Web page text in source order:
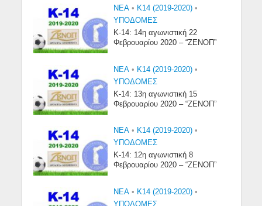
NEA • Κ14 (2019-2020) •
ΥΠΟΔΟΜΈΣ
Κ-14: 14η αγωνιστική 22
Φεβρουαρίου 2020 – “ΖΕΝΟΠ”
NEA • Κ14 (2019-2020) •
ΥΠΟΔΟΜΈΣ
Κ-14: 13η αγωνιστική 15
Φεβρουαρίου 2020 – “ΖΕΝΟΠ”
NEA • Κ14 (2019-2020) •
ΥΠΟΔΟΜΈΣ
Κ-14: 12η αγωνιστική 8
Φεβρουαρίου 2020 – “ΖΕΝΟΠ”
NEA • Κ14 (2019-2020) •
ΥΠΟΔΟΜΈΣ